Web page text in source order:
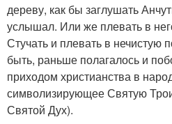
дереву, как бы заглушать
услышал. Или же плевать в
Стучать и плевать в нечистую
быть, раньше полагалось и
приходом христианства в
символизирующее Святую
Святой Дух).